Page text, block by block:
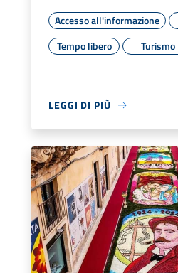
Accesso all'informazione
Tempo libero
Turismo
LEGGI DI PIÙ